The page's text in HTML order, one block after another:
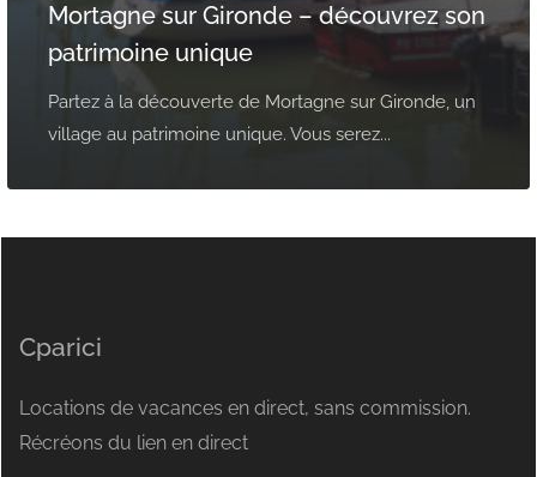
Mortagne sur Gironde – découvrez son
patrimoine unique
Partez à la découverte de Mortagne sur Gironde, un
village au patrimoine unique. Vous serez...
Cparici
Locations de vacances en direct, sans commission.
Récréons du lien en direct